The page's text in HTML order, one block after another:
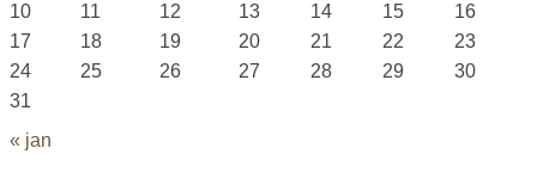
« jan
10
11 12 13 14 15
16
17
18 19 20 21 22
23
24
25 26 27 28 29
30
31